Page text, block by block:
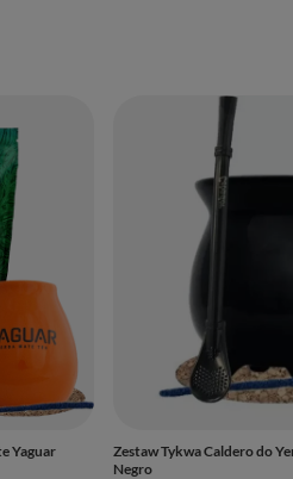
Yaguar
Zestaw Tykwa Caldero do
Negro